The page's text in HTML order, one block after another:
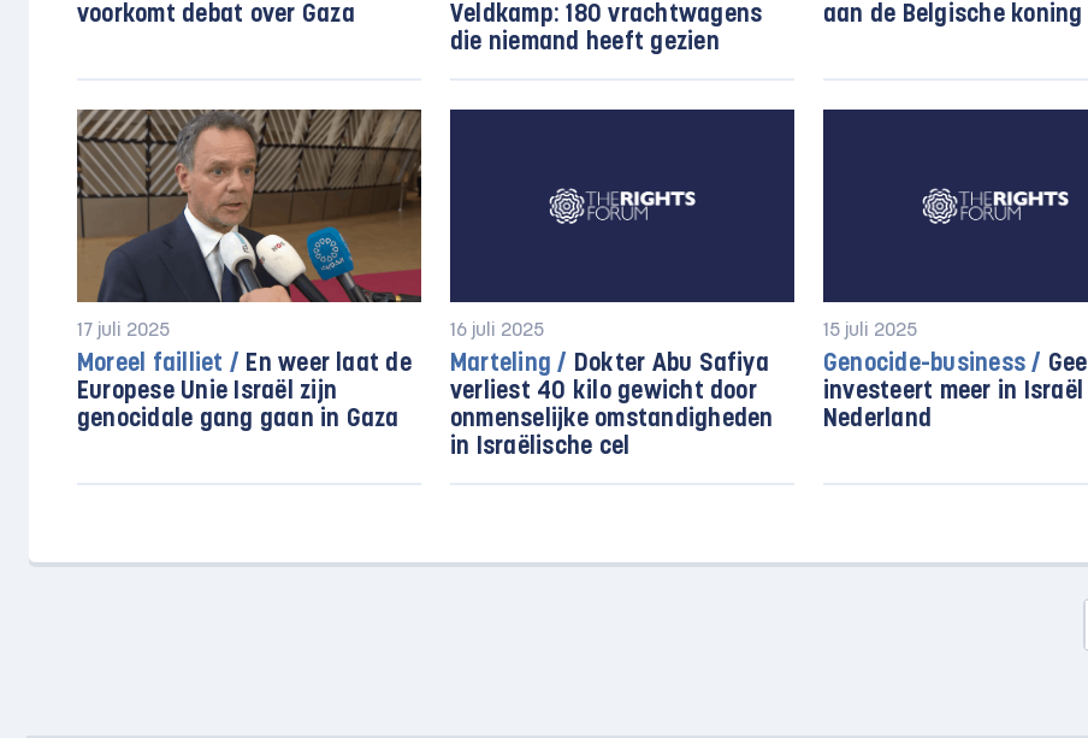
voorkomt debat over Gaza
Veldkamp: 180 vrachtwagens
die niemand heeft gezien
aan de Belgische koning
17 juli 2025
Moreel failliet / En weer laat de
Europese Unie Israël zijn
genocidale gang gaan in Gaza
16 juli 2025
Marteling / Dokter Abu Safiya
verliest 40 kilo gewicht door
onmenselijke omstandigheden
in Israëlische cel
15 juli 2025
Genocide-business /
investeert meer in Israël
Nederland